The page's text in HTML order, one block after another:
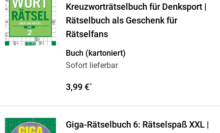
Kreuzworträtselbuch für Denksport |
Rätselbuch als Geschenk für
Rätselfans
Buch (kartoniert)
Sofort lieferbar
3,99 €*
Giga-Rätselbuch 6: Rätselspaß XXL |